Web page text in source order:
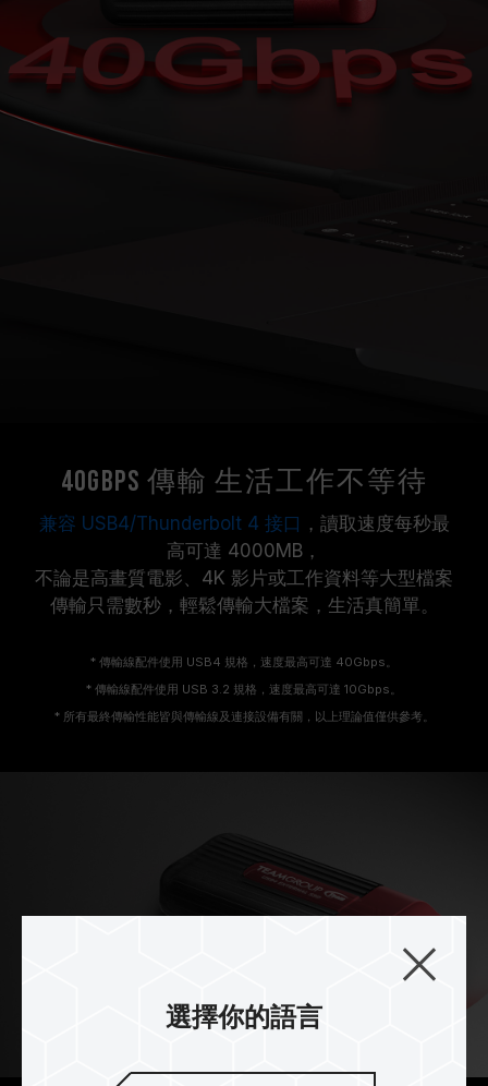
40Gbps 傳輸 生活工作不等待
兼容 USB4/Thunderbolt 4 接口 ，讀取速度每秒最
高可達 4000MB，
不論是高畫質電影、4K 影片或工作資料等大型檔案
傳輸只需數秒，輕鬆傳輸大檔案，生活真簡單。
* 傳輸線配件使用 USB4 規格，速度最高可達 40Gbps。
* 傳輸線配件使用 USB 3.2 規格，速度最高可達 10Gbps。
* 所有最終傳輸性能皆與傳輸線及連接設備有關，以上理論值僅供參考。
選擇你的語言